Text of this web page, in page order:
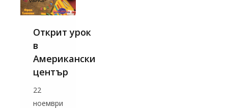
Открит урок
в
Американски
център
22
ноември